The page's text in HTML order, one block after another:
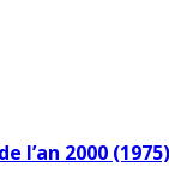
l’an 2000 (1975)